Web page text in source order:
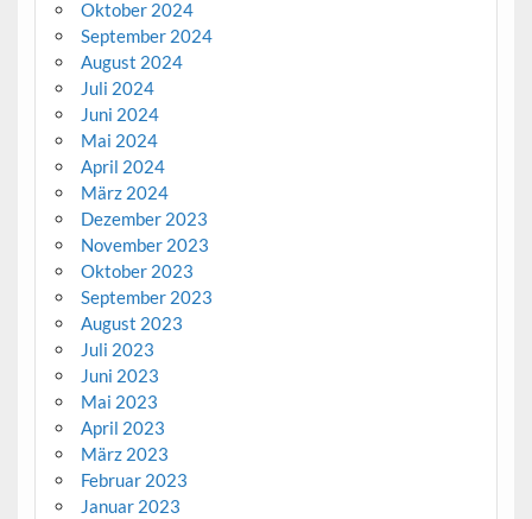
Oktober 2024
September 2024
August 2024
Juli 2024
Juni 2024
Mai 2024
April 2024
März 2024
Dezember 2023
November 2023
Oktober 2023
September 2023
August 2023
Juli 2023
Juni 2023
Mai 2023
April 2023
März 2023
Februar 2023
Januar 2023